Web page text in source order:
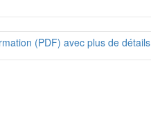
(PDF) avec plus de détails